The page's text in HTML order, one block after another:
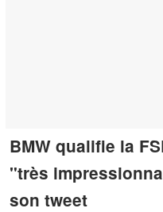
BMW qualifie la
"très
son tweet